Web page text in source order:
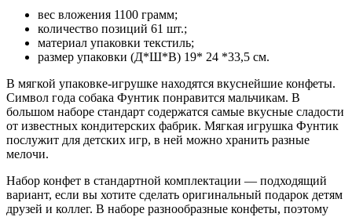
вес вложения 1100 грамм;
количество позиций 61 шт.;
материал упаковки текстиль;
размер упаковки (Д*Ш*В) 19* 24 *33,5 см.
В мягкой упаковке-игрушке находятся вкуснейшие конфеты.
Символ года собака Фунтик понравится мальчикам. В
большом наборе стандарт содержатся самые вкусные сладости
от известных кондитерских фабрик. Мягкая игрушка Фунтик
послужит для детских игр, в ней можно хранить разные
мелочи.
Набор конфет в стандартной комплектации — подходящий
вариант, если вы хотите сделать оригинальный подарок детям
друзей и коллег. В наборе разнообразные конфеты, поэтому